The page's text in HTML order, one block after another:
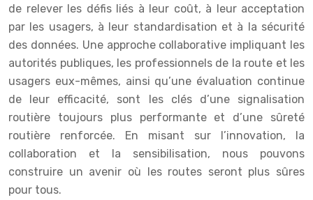
de relever les défis liés à leur coût, à leur acceptation
par les usagers, à leur standardisation et à la sécurité
des données. Une approche collaborative impliquant les
autorités publiques, les professionnels de la route et les
usagers eux-mêmes, ainsi qu’une évaluation continue
de leur efficacité, sont les clés d’une signalisation
routière toujours plus performante et d’une sûreté
routière renforcée. En misant sur l’innovation, la
collaboration et la sensibilisation, nous pouvons
construire un avenir où les routes seront plus sûres
pour tous.